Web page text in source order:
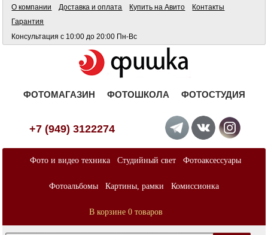
О компании Доставка и оплата Купить на Авито
Контакты
Гарантия
Консультация с 10:00 до 20:00 Пн-Вс
ФОТОМАГАЗИН ФОТОШКОЛА ФОТОСТУДИЯ
+7 (949) 3122274
Фото и видео техника Студийный свет Фотоаксессуары
Фотоальбомы Картины, рамки Комиссионка
В корзине 0 товаров